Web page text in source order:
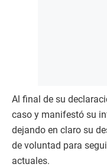
Al final de su
caso y manifestó su
dejando en claro su
de voluntad para
actuales.